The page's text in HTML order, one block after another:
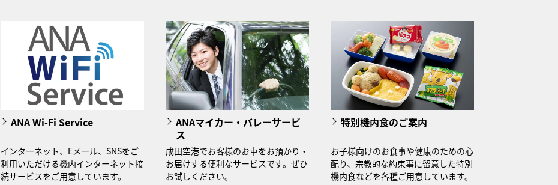
ANA Wi-Fi Service
インターネット、Eメール、SNSをご
利用いただける機内インターネット接
続サービスをご用意しています。
ANAマイカー・バレーサービ
ス
成田空港でお客様のお車をお預かり・
お届けする便利なサービスです。ぜひ
お試しください。
特別機内食のご案内
お子様向けのお食事や健康のための心
配り、宗教的な約束事に留意した特別
機内食などを各種ご用意しています。